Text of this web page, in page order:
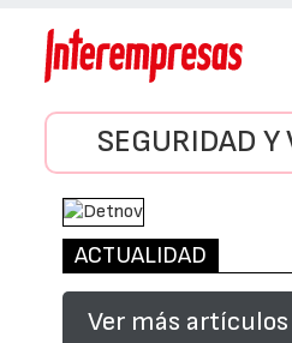
SEGURIDAD
ACTUALIDAD
Ver más artículos